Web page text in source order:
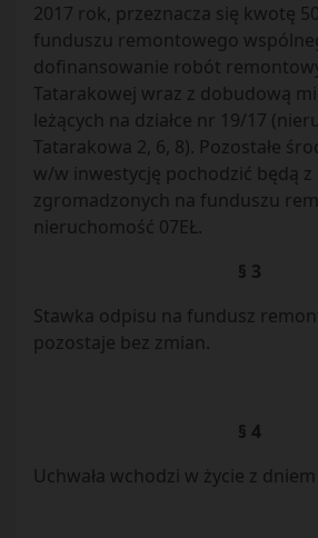
2017 rok, przeznacza się kwotę 50
funduszu remontowego
dofinansowanie robót
Tatarakowej wraz z dobudową
leżących na działce nr 19/17
Tatarakowa 2, 6, 8). Pozostałe
w/w inwestycję pochodzić będą
zgromadzonych na funduszu
nieruchomość 07EŁ.
§ 3
Stawka odpisu na fundusz
pozostaje bez zmian.
§ 4
Uchwała wchodzi w życie z